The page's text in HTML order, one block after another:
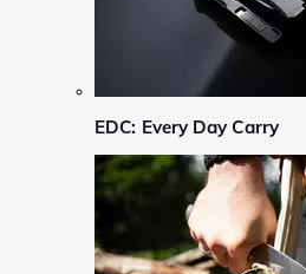
EDC: Every Day Carry